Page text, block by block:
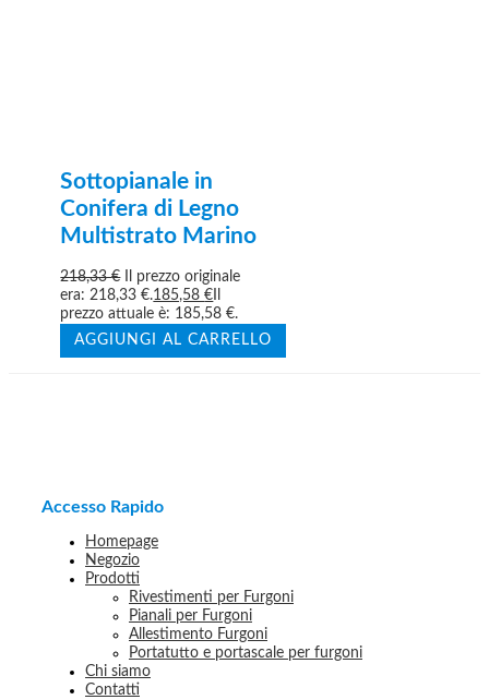
Sottopianale in
Conifera di Legno
Multistrato Marino
218,33€
Il prezzo originale
era: 218,33 €.185,58€
prezzo attuale è: 185,58 €.
AGGIUNGI AL CARRELLO
Accesso Rapido
Homepage
Negozio
Prodotti
Rivestimenti per Furgoni
Pianali per Furgoni
Allestimento Furgoni
Portatutto e portascale per furgoni
Chi siamo
Contatti